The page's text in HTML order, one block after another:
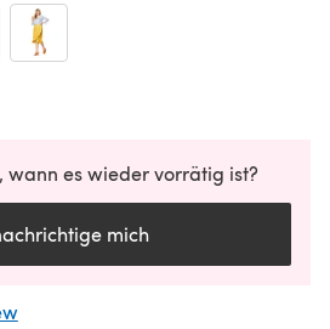
wann es wieder vorrätig ist?
mich